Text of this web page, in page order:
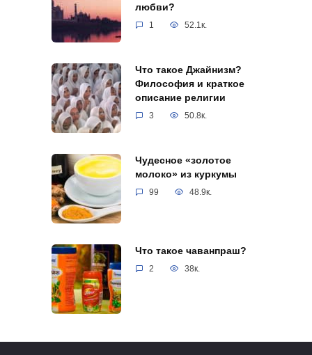
любви?
1 52.1к.
Что такое Джайнизм?
Философия и краткое
описание религии
3 50.8к.
Чудесное «золотое
молоко» из куркумы
99 48.9к.
Что такое чаванпраш?
2 38к.